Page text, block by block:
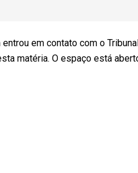
em contato com o
matéria. O espaço está